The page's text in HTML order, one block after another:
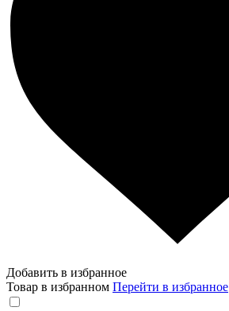
Добавить в избранное
Товар в избранном Перейти в избранное